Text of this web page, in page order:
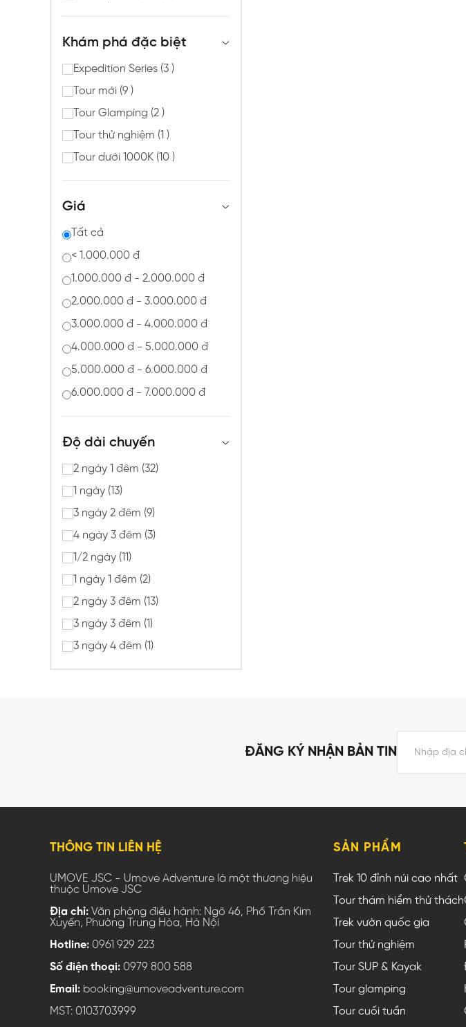
Khám phá đặc biệt
Expedition Series (3 )
Tour mới (9 )
Tour Glamping (2 )
Tour thử nghiệm (1 )
Tour dưới 1000K (10 )
Giá
Tất cả
< 1.000.000 đ
1.000.000 đ - 2.000.000 đ
2.000.000 đ - 3.000.000 đ
3.000.000 đ - 4.000.000 đ
4.000.000 đ - 5.000.000 đ
5.000.000 đ - 6.000.000 đ
6.000.000 đ - 7.000.000 đ
Độ dài chuyến
2 ngày 1 đêm (32)
1 ngày (13)
3 ngày 2 đêm (9)
4 ngày 3 đêm (3)
1/2 ngày (11)
1 ngày 1 đêm (2)
2 ngày 3 đêm (13)
3 ngày 3 đêm (1)
3 ngày 4 đêm (1)
ĐĂNG KÝ NHẬN BẢN TIN
THÔNG TIN LIÊN HỆ
UMOVE JSC - Umove Adventure là một thương hiệu
thuộc Umove JSC
Địa chỉ: Văn phòng điều hành: Ngõ 46, Phố Trần Kim
Xuyến, Phường Trung Hòa, Hà Nội
Hotline: 0961 929 223
Số điện thoại: 0979 800 588
Email: booking@umoveadventure.com
MST: 0103703999
SẢN PHẨM
Trek 10 đỉnh núi cao nhất
Tour thám hiểm thử thách
Trek vườn quốc gia
Tour thử nghiệm
Tour SUP & Kayak
Tour glamping
Tour cuối tuần